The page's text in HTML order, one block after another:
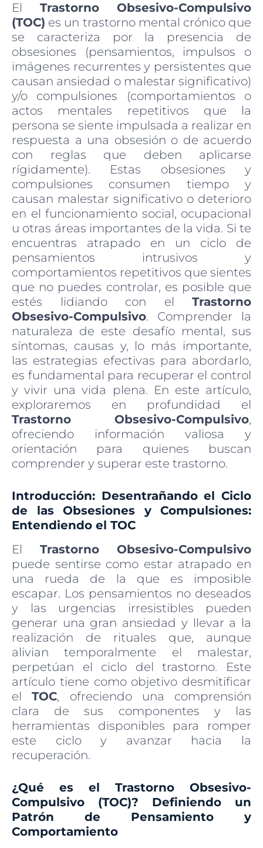
El Trastorno Obsesivo-Compulsivo
(TOC) es un trastorno mental crónico que
se caracteriza por la presencia de
obsesiones (pensamientos, impulsos o
imágenes recurrentes y persistentes que
causan ansiedad o malestar significativo)
y/o compulsiones (comportamientos o
actos mentales repetitivos que la
persona se siente impulsada a realizar en
respuesta a una obsesión o de acuerdo
con reglas que deben aplicarse
rígidamente). Estas obsesiones y
compulsiones consumen tiempo y
causan malestar significativo o deterioro
en el funcionamiento social, ocupacional
u otras áreas importantes de la vida. Si te
encuentras atrapado en un ciclo de
pensamientos intrusivos y
comportamientos repetitivos que sientes
que no puedes controlar, es posible que
estés lidiando con el Trastorno
Obsesivo-Compulsivo. Comprender la
naturaleza de este desafío mental, sus
síntomas, causas y, lo más importante,
las estrategias efectivas para abordarlo,
es fundamental para recuperar el control
y vivir una vida plena. En este artículo,
exploraremos en profundidad el
Trastorno Obsesivo-Compulsivo,
ofreciendo información valiosa y
orientación para quienes buscan
comprender y superar este trastorno.
Introducción: Desentrañando el Ciclo
de las Obsesiones y Compulsiones:
Entendiendo el TOC
El Trastorno Obsesivo-Compulsivo
puede sentirse como estar atrapado en
una rueda de la que es imposible
escapar. Los pensamientos no deseados
y las urgencias irresistibles pueden
generar una gran ansiedad y llevar a la
realización de rituales que, aunque
alivian temporalmente el malestar,
perpetúan el ciclo del trastorno. Este
artículo tiene como objetivo desmitificar
elTOC, ofreciendo una comprensión
clara de sus componentes y las
herramientas disponibles para romper
este ciclo y avanzar hacia la
recuperación.
¿Qué es el Trastorno Obsesivo-
Compulsivo (TOC)? Definiendo un
Patrón de Pensamiento y
Comportamiento